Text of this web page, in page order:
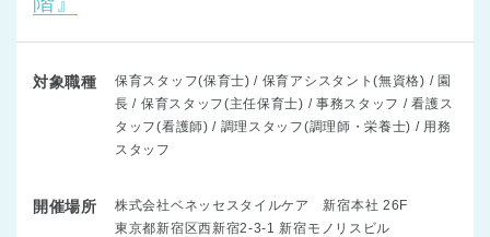
対象職種
保育スタッフ(保育士) / 保育アシスタント(無資格) / 園
長 / 保育スタッフ(主任保育士) / 事務スタッフ / 看護ス
タッフ(看護師) / 調理スタッフ(調理師・栄養士) / 用務
スタッフ
開催場所
株式会社ベネッセスタイルケア 新宿本社 26F
東京都新宿区西新宿2-3-1 新宿モノリスビル